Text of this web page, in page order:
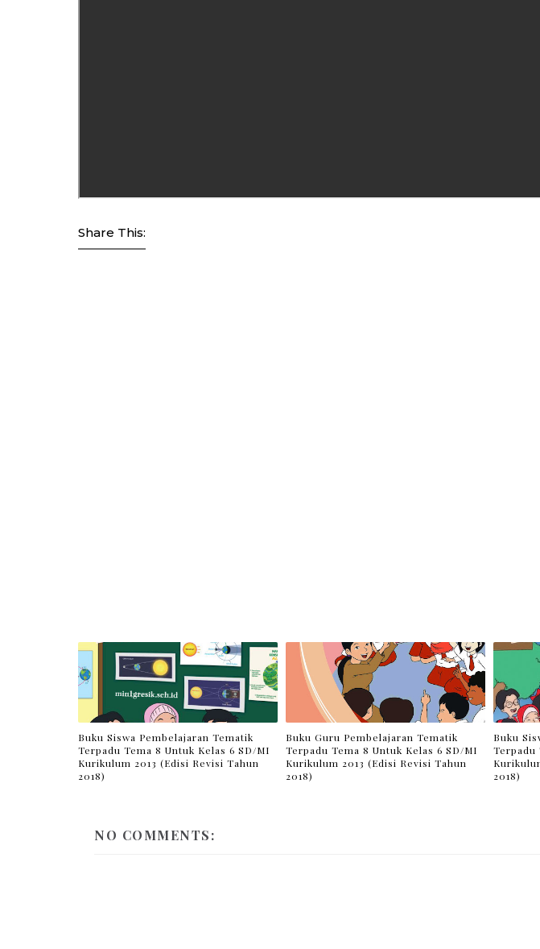
Share This:
Buku Siswa Pembelajaran Tematik
Terpadu Tema 8 Untuk Kelas 6 SD/MI
Kurikulum 2013 (Edisi Revisi Tahun
2018)
Buku Guru Pembelajaran Tematik
Terpadu Tema 8 Untuk Kelas 6 SD/MI
Kurikulum 2013 (Edisi Revisi Tahun
2018)
Buku
Terpadu
2018)
NO COMMENTS: